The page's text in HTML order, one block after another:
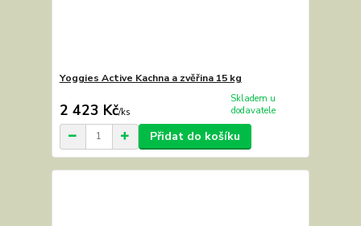
Yoggies Active Kachna a zvěřina 15 kg
2 423 Kč/ks
Skladem u
dodavatele
Přidat do košíku